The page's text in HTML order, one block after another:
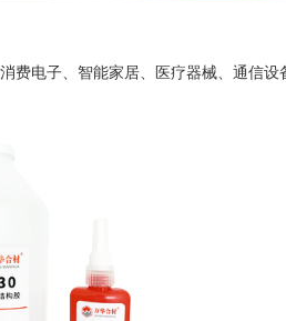
费电子、智能家居、医疗器械、通信